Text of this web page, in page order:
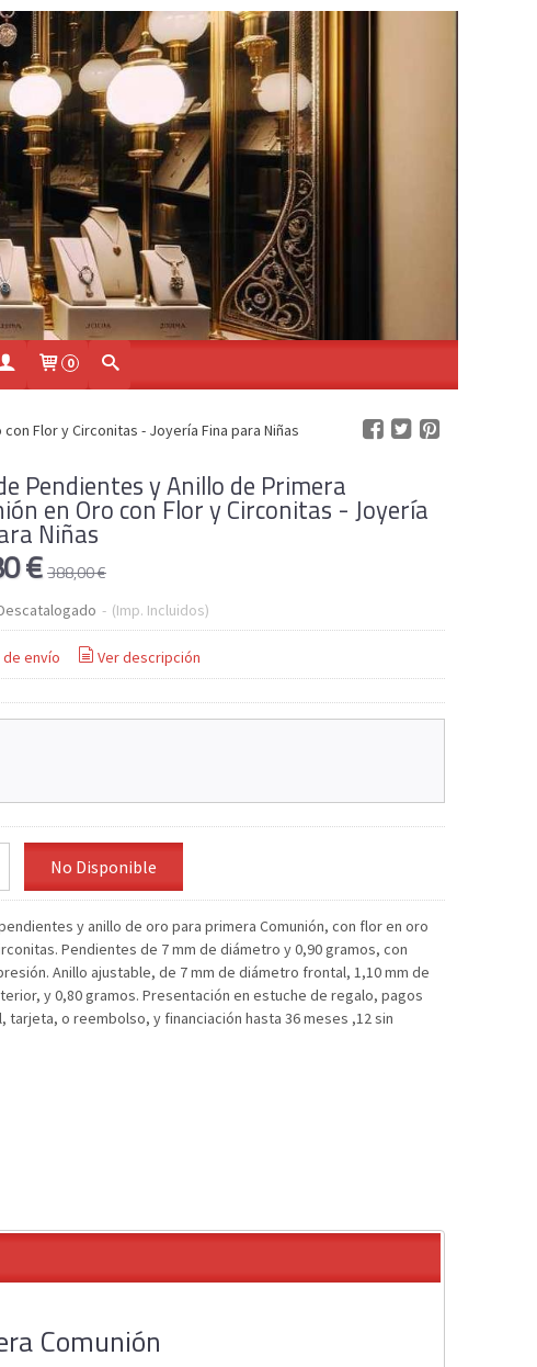
0
Flor y Circonitas - Joyería Fina para Niñas
Pendientes y Anillo de Primera
en Oro con Flor y Circonitas - Joyería
Niñas
€388,00 €
- (Imp. Incluidos)
envío Ver descripción
No Disponible
y anillo de oro para primera Comunión, con flor en oro
Pendientes de 7 mm de diámetro y 0,90 gramos, con
Anillo ajustable, de 7 mm de diámetro frontal, 1,10 mm de
y 0,80 gramos. Presentación en estuche de regalo, pagos
tarjeta, o reembolso, y financiación hasta 36 meses ,12 sin
Comunión